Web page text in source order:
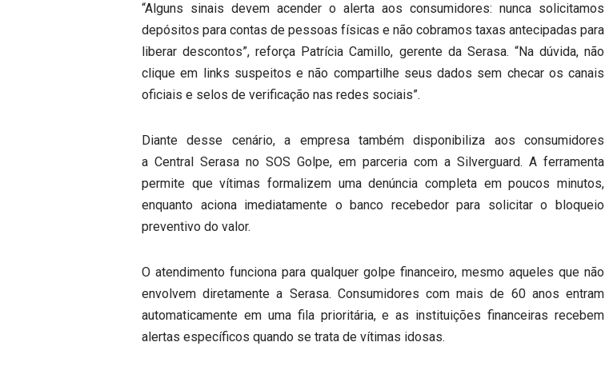
“Alguns sinais devem acender o alerta aos consumidores: nunca solicitamos
depósitos para contas de pessoas físicas e não cobramos taxas antecipadas para
liberar descontos”, reforça Patrícia Camillo, gerente da Serasa. “Na dúvida, não
clique em links suspeitos e não compartilhe seus dados sem checar os canais
oficiais e selos de verificação nas redes sociais”.
Diante desse cenário, a empresa também disponibiliza aos consumidores
a Central Serasa no SOS Golpe, em parceria com a Silverguard. A ferramenta
permite que vítimas formalizem uma denúncia completa em poucos minutos,
enquanto aciona imediatamente o banco recebedor para solicitar o bloqueio
preventivo do valor.
O atendimento funciona para qualquer golpe financeiro, mesmo aqueles que não
envolvem diretamente a Serasa. Consumidores com mais de 60 anos entram
automaticamente em uma fila prioritária, e as instituições financeiras recebem
alertas específicos quando se trata de vítimas idosas.